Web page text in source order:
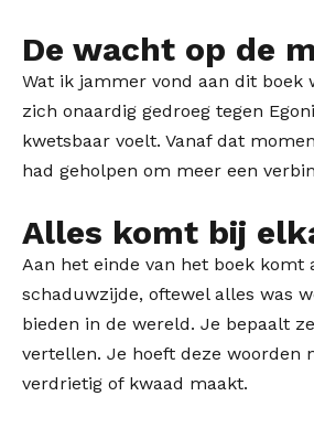
De wacht op de
Wat ik jammer vond aan dit boek
zich onaardig gedroeg tegen
kwetsbaar voelt. Vanaf dat
had geholpen om meer een
Alles komt bij
Aan het einde van het boek
schaduwzijde, oftewel alles was
bieden in de wereld. Je bepaalt
vertellen. Je hoeft deze woorden
verdrietig of kwaad maakt.